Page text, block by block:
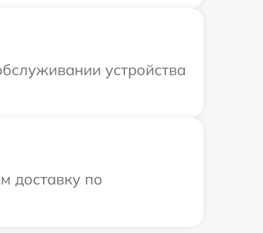
устройства
доставку по